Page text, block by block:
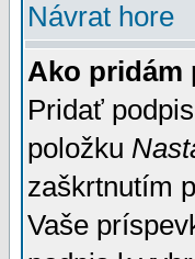
Návrat hore
Ako pridám
Pridať
položku
zaškrtnutím
Vaše